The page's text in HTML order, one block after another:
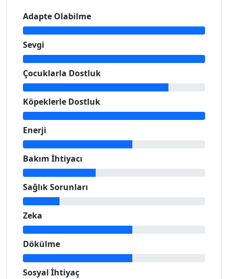
Adapte Olabilme
Sevgi
Çocuklarla Dostluk
Köpeklerle Dostluk
Enerji
Bakım İhtiyacı
Sağlık Sorunları
Zeka
Dökülme
Sosyal İhtiyaç